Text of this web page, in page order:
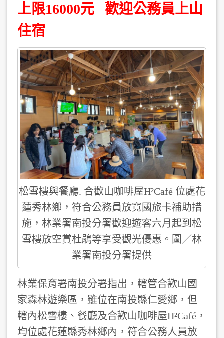
上限16000元 歡迎公務員上山
住宿
松雪樓與餐廳. 合歡山咖啡屋H²Café 位處花
蓮秀林鄉，符合公務員放寬國旅卡補助措
施，林業署南投分署歡迎遊客六月起到松
雪樓放空賞杜鵑等享受觀光優惠。圖／林
業署南投分署提供
林業保育署南投分署指出，轄管合歡山國
家森林遊樂區，雖位在南投縣仁愛鄉，但
轄內松雪樓、餐廳及合歡山咖啡屋H²Café，
均位處花蓮縣秀林鄉內，符合公務人員放